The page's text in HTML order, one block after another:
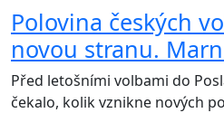
Polovina českých
novou stranu.
Před letošními volbami do
čekalo, kolik vznikne nových